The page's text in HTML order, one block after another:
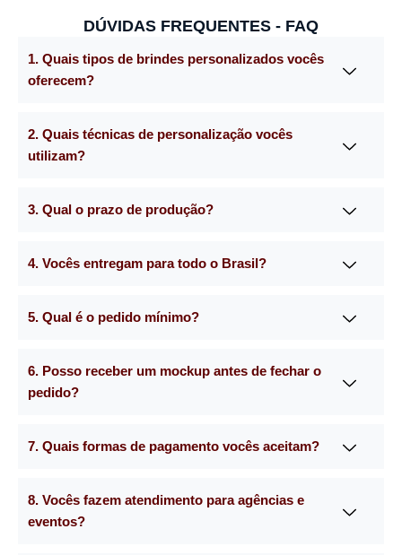
DÚVIDAS FREQUENTES - FAQ
1. Quais tipos de brindes personalizados vocês
oferecem?
2. Quais técnicas de personalização vocês
utilizam?
3. Qual o prazo de produção?
4. Vocês entregam para todo o Brasil?
5. Qual é o pedido mínimo?
6. Posso receber um mockup antes de fechar o
pedido?
7. Quais formas de pagamento vocês aceitam?
8. Vocês fazem atendimento para agências e
eventos?